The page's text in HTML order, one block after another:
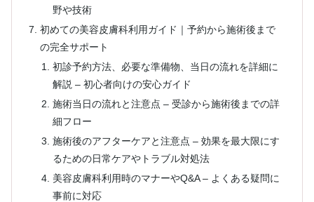
野や技術
初めての美容皮膚科利用ガイド｜予約から施術後まで
の完全サポート
初診予約方法、必要な準備物、当日の流れを詳細に
解説 – 初心者向けの安心ガイド
施術当日の流れと注意点 – 受診から施術後までの詳
細フロー
施術後のアフターケアと注意点 – 効果を最大限にす
るための日常ケアやトラブル対処法
美容皮膚科利用時のマナーやQ&A – よくある疑問に
事前に対応